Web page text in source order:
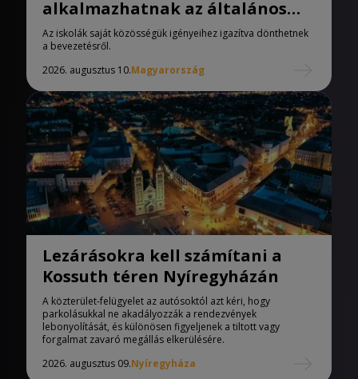
alkalmazhatnak az általános
iskolák
Az iskolák saját közösségük igényeihez igazítva dönthetnek
a bevezetésről.
2026. augusztus 10.Magyarország
Lezárásokra kell számítani a
Kossuth téren Nyíregyházán
A közterület-felügyelet az autósoktól azt kéri, hogy
parkolásukkal ne akadályozzák a rendezvények
lebonyolítását, és különösen figyeljenek a tiltott vagy
forgalmat zavaró megállás elkerülésére.
2026. augusztus 09.Nyíregyháza